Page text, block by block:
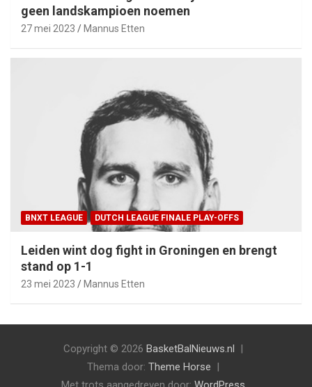
geen landskampioen noemen
27 mei 2023 Mannus Etten
BNXT LEAGUE DUTCH LEAGUE FINALE PLAY-OFFS
Leiden wint dog fight in Groningen en brengt
stand op 1-1
23 mei 2023 Mannus Etten
Copyright © 2026 BasketBalNieuws.nl
Thema door: Theme Horse